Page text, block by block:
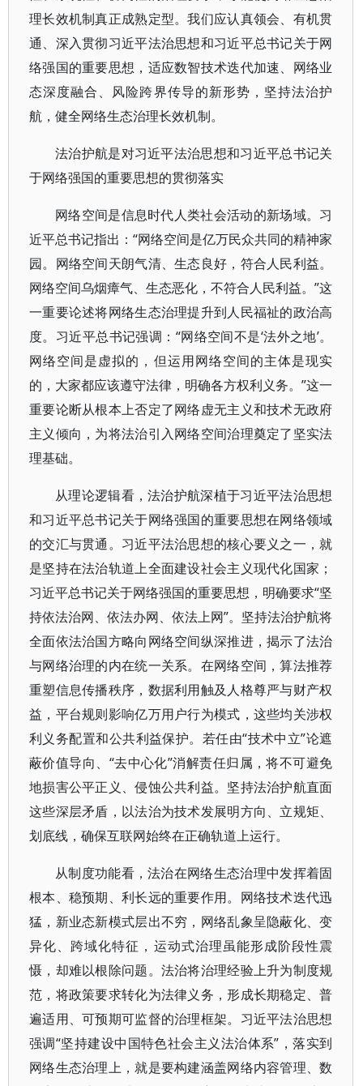
理长效机制真正成熟定型。我们应认真领会、有机贯
通、深入贯彻习近平法治思想和习近平总书记关于网
络强国的重要思想，适应数智技术迭代加速、网络业
态深度融合、风险跨界传导的新形势，坚持法治护
航，健全网络生态治理长效机制。
法治护航是对习近平法治思想和习近平总书记关
于网络强国的重要思想的贯彻落实
网络空间是信息时代人类社会活动的新场域。习
近平总书记指出：“网络空间是亿万民众共同的精神家
园。网络空间天朗气清、生态良好，符合人民利益。
网络空间乌烟瘴气、生态恶化，不符合人民利益。”这
一重要论述将网络生态治理提升到人民福祉的政治高
度。习近平总书记强调：“网络空间不是‘法外之地’。
网络空间是虚拟的，但运用网络空间的主体是现实
的，大家都应该遵守法律，明确各方权利义务。”这一
重要论断从根本上否定了网络虚无主义和技术无政府
主义倾向，为将法治引入网络空间治理奠定了坚实法
理基础。
从理论逻辑看，法治护航深植于习近平法治思想
和习近平总书记关于网络强国的重要思想在网络领域
的交汇与贯通。习近平法治思想的核心要义之一，就
是坚持在法治轨道上全面建设社会主义现代化国家；
习近平总书记关于网络强国的重要思想，明确要求“坚
持依法治网、依法办网、依法上网”。坚持法治护航将
全面依法治国方略向网络空间纵深推进，揭示了法治
与网络治理的内在统一关系。在网络空间，算法推荐
重塑信息传播秩序，数据利用触及人格尊严与财产权
益，平台规则影响亿万用户行为模式，这些均关涉权
利义务配置和公共利益保护。若任由“技术中立”论遮
蔽价值导向、“去中心化”消解责任归属，将不可避免
地损害公平正义、侵蚀公共利益。坚持法治护航直面
这些深层矛盾，以法治为技术发展明方向、立规矩、
划底线，确保互联网始终在正确轨道上运行。
从制度功能看，法治在网络生态治理中发挥着固
根本、稳预期、利长远的重要作用。网络技术迭代迅
猛，新业态新模式层出不穷，网络乱象呈隐蔽化、变
异化、跨域化特征，运动式治理虽能形成阶段性震
慑，却难以根除问题。法治将治理经验上升为制度规
范，将政策要求转化为法律义务，形成长期稳定、普
遍适用、可预期可监督的治理框架。习近平法治思想
强调“坚持建设中国特色社会主义法治体系”，落实到
网络生态治理上，就是要构建涵盖网络内容管理、数